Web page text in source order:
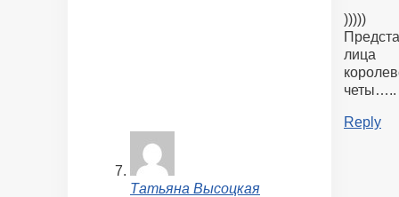
)))))
лица
четы…..
Reply
Татьяна Высоцкая